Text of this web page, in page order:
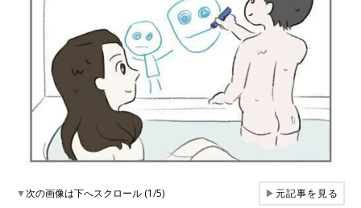
▼次の画像は下へスクロール (1/5) ▶元記事を見る